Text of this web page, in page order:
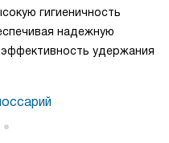
гигиеничность
надежную
удержания